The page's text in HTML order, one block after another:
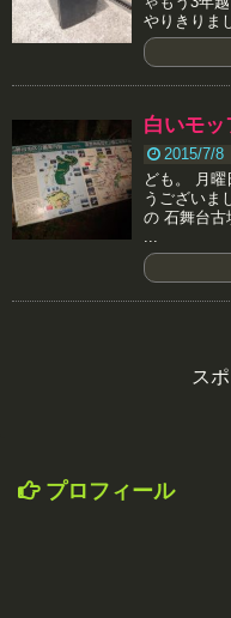
やりきりま
白いモッ
2015/7/8
ども。 月
うございま
の 石舞台古
ス
プロフィール